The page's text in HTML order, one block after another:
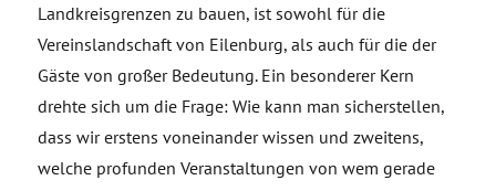
Landkreisgrenzen zu bauen, ist sowohl für die
Vereinslandschaft von Eilenburg, als auch für die der
Gäste von großer Bedeutung. Ein besonderer Kern
drehte sich um die Frage: Wie kann man sicherstellen,
dass wir erstens voneinander wissen und zweitens,
welche profunden Veranstaltungen von wem gerade